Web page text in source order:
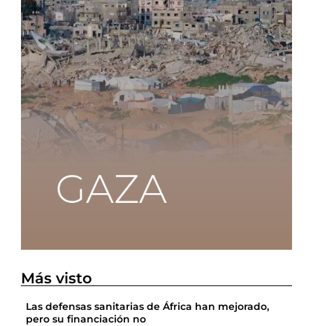
Más visto
Las defensas sanitarias de África han mejorado,
pero su financiación no